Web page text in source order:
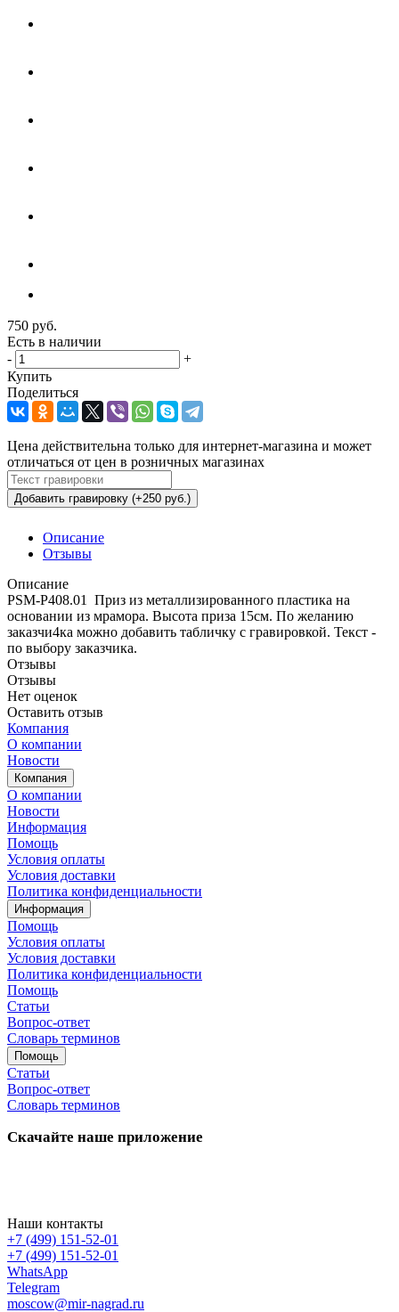
750 руб.
Есть в наличии
-
+
Купить
Поделиться
Цена действительна только для интернет-магазина и может
отличаться от цен в розничных магазинах
Добавить гравировку (+250 руб.)
Описание
Отзывы
Описание
PSM-P408.01 Приз из металлизированного пластика на
основании из мрамора. Высота приза 15см. По желанию
заказчи4ка можно добавить табличку с гравировкой. Текст -
по выбору заказчика.
Отзывы
Отзывы
Нет оценок
Оставить отзыв
Компания
О компании
Новости
Компания
О компании
Новости
Информация
Помощь
Условия оплаты
Условия доставки
Политика конфиденциальности
Информация
Помощь
Условия оплаты
Условия доставки
Политика конфиденциальности
Помощь
Статьи
Вопрос-ответ
Словарь терминов
Помощь
Статьи
Вопрос-ответ
Словарь терминов
Скачайте наше приложение
Наши контакты
+7 (499) 151-52-01
+7 (499) 151-52-01
WhatsApp
Telegram
moscow@mir-nagrad.ru